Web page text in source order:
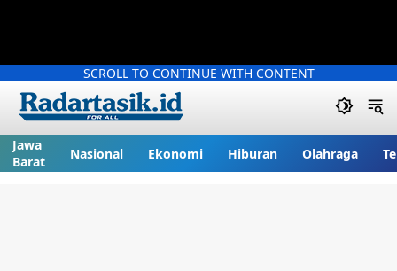
SCROLL TO CONTINUE WITH CONTENT
Jawa
Barat
Nasional Ekonomi Hiburan Olahraga